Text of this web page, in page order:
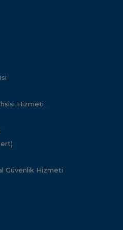
Hizmeti
Güvenlik Hizmeti